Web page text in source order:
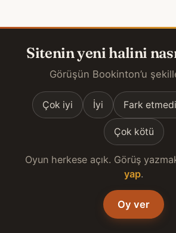
Sitenin yeni halini
Görüşün Bookinton’u
Çok iyi İyi Fark
Çok kötü
Oyun herkese açık. Görüş
yap.
Oy ver